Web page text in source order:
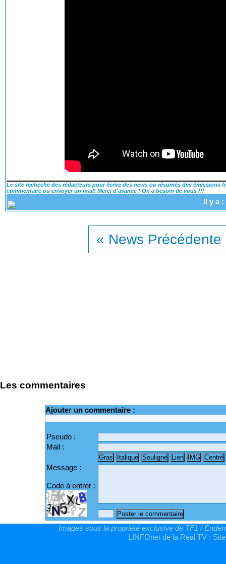
Le site recheche des rédacteurs pour écrire des news ou résumés des
commentaire ou envoyer un mail! Merci d'avance ! On a besoin de vous !!!
Il y a
« News Précédente
Les commentaires
Ajouter un commentaire :
Pseudo :
Mail :
Message :
Code à entrer :
Images sous la propriété exclusive de TF1 /
LINFOnet de la Real TV :